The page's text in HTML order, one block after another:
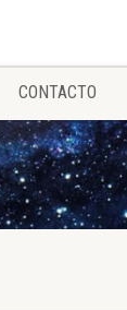
CONTACTO